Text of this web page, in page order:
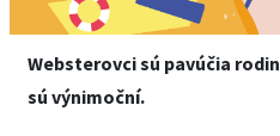
Websterovci sú pavúčia
sú výnimoční.